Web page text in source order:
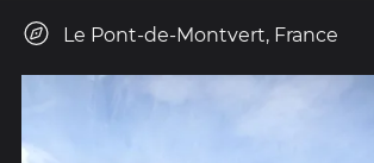
Le Pont-de-Montvert, France